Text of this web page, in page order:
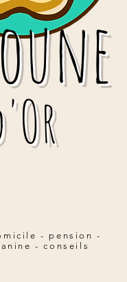
- pension -
- conseils